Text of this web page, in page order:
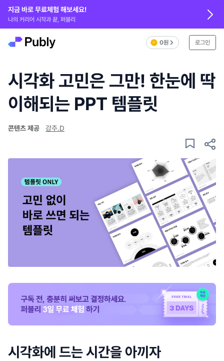
지금 바로 무료체험 해보세요!
나의 커리어 시작과 끝, 퍼블리
0원 로그인
시각화 고민은 그만! 한눈에 딱
이해되는 PPT 템플릿
콘텐츠 제공 강주.D
시각화에 드는 시간을 아끼자